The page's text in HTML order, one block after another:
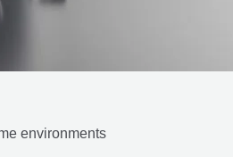
environments